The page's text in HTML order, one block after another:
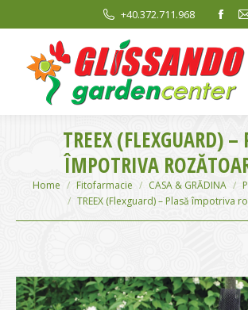
+40.372.711.968
in
new
TREEX (FLEXGUARD) –
ÎMPOTRIVA
You are here:
Home Fitofarmacie CASA & GRĂDINA
TREEX (Flexguard) – Plasă împotriva